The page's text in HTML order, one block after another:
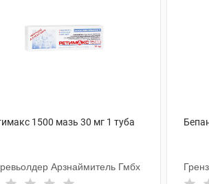
1500 мазь 30 мг 1 туба
Арзнаймитель Гмбх